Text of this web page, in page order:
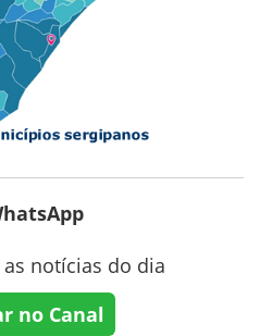
notícias do dia
no Canal